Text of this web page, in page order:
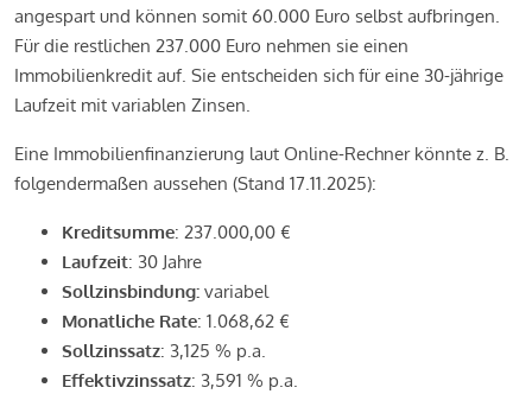
angespart und können somit 60.000 Euro selbst aufbringen.
Für die restlichen 237.000 Euro nehmen sie einen
Immobilienkredit auf. Sie entscheiden sich für eine 30-jährige
Laufzeit mit variablen Zinsen.
Eine Immobilienfinanzierung laut Online-Rechner könnte z. B.
folgendermaßen aussehen (Stand 17.11.2025):
Kreditsumme: 237.000,00 €
Laufzeit: 30 Jahre
Sollzinsbindung: variabel
Monatliche Rate: 1.068,62 €
Sollzinssatz: 3,125 % p.a.
Effektivzinssatz: 3,591 % p.a.